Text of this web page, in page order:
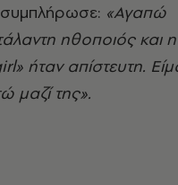
συμπλήρωσε: «Αγαπώ
ηθοποιός και η
ήταν απίστευτη.
μαζί της».